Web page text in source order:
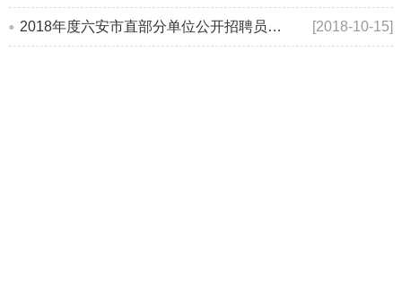
[2018-10-15]
2018年度六安市直部分单位公开招聘员额内编外聘用人员(第二批)入围结构化面试资格复审的通知